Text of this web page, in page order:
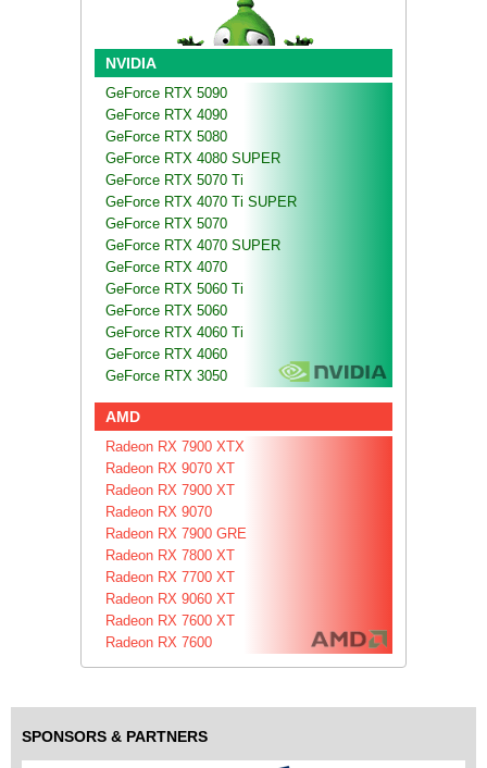
NVIDIA
GeForce RTX 5090
GeForce RTX 4090
GeForce RTX 5080
GeForce RTX 4080 SUPER
GeForce RTX 5070 Ti
GeForce RTX 4070 Ti SUPER
GeForce RTX 5070
GeForce RTX 4070 SUPER
GeForce RTX 4070
GeForce RTX 5060 Ti
GeForce RTX 5060
GeForce RTX 4060 Ti
GeForce RTX 4060
GeForce RTX 3050
AMD
Radeon RX 7900 XTX
Radeon RX 9070 XT
Radeon RX 7900 XT
Radeon RX 9070
Radeon RX 7900 GRE
Radeon RX 7800 XT
Radeon RX 7700 XT
Radeon RX 9060 XT
Radeon RX 7600 XT
Radeon RX 7600
SPONSORS & PARTNERS